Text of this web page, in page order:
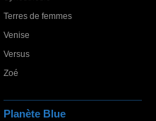
Terres de femmes
Venise
Versus
Zoé
Planète Blue